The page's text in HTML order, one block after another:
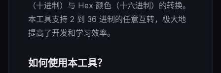
（十进制）与 Hex 颜色（十六进制）的转换。
本工具支持 2 到 36 进制的任意互转，极大地
提高了开发和学习效率。
如何使用本工具？